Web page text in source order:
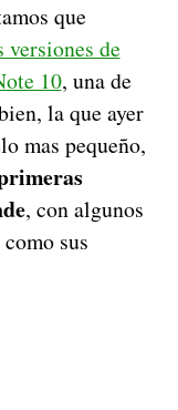
que
versiones de
10, una de
la que ayer
mas pequeño,
, con algunos
sus